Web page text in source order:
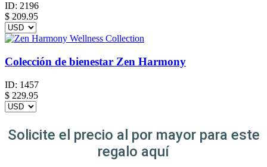
ID: 2196
$ 209.95
Colección de bienestar Zen Harmony
ID: 1457
$ 229.95
Solicite el precio al por mayor para este
regalo aquí